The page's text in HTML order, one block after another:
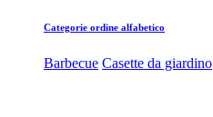
Categorie ordine alfabetico
Barbecue Casette da giardino